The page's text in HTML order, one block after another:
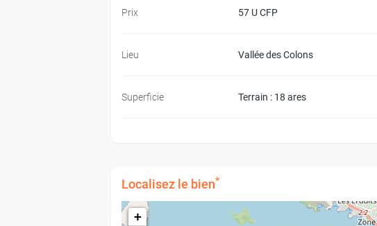
Prix 57 U CFP
Lieu Vallée des Colons
Superficie Terrain : 18 ares
Localisez le bien*
+